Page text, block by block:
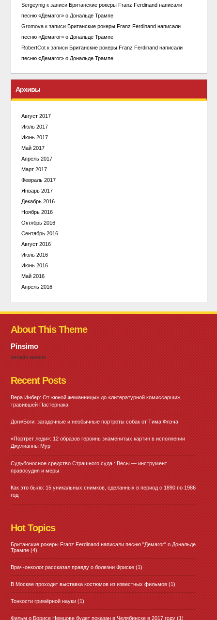
Sergeynigк записи Британские рокеры Franz Ferdinand написали
песню «Демагог» о Дональде Трампе
Gromovaк записи Британские рокеры Franz Ferdinand написали
песню «Демагог» о Дональде Трампе
RobertCotк записи Британские рокеры Franz Ferdinand написали
песню «Демагог» о Дональде Трампе
Архивы
Август 2017
Июль 2017
Июнь 2017
Май 2017
Апрель 2017
Март 2017
Февраль 2017
Январь 2017
Декабрь 2016
Ноябрь 2016
Октябрь 2016
Сентябрь 2016
Август 2016
Июль 2016
Июнь 2016
Май 2016
Апрель 2016
About This Theme
Pinsimo
онлайн казино
Recent Posts
Вера Инбер: От «юной жеманницы» до «литературной комиссарши»,
травившей Пастернака
Доги/Боги: загадочные и необычные портреты собак от Тима Флэча
«Портрет леди»: 12 образов героинь знаменитых картин в исполнении
Джулианны Мур
Судьбоносное средство Страшного суда : Весы — инструмент
правосудия и меры
Как это было: 15 уникальных снимков, сделанных в период с 1890 по 1986
год
Hot Topics
Британские рокеры Franz Ferdinand написали песню "Демагог" о Дональде
Трампе (4)
Врач-онколог рассказал правду о болезни Фриске (1)
В Москве проходит выставка костюмов из известных фильмов (1)
Тонкости гримёрной науки (1)
Фильм о Борисе Немцове будет показан в Челябинске в 2017 году (1)